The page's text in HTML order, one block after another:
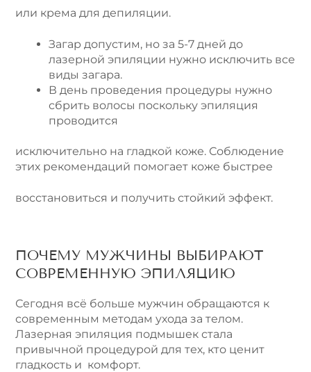
или крема для депиляции.
Загар допустим, но за 5-7 дней до
лазерной эпиляции нужно исключить все
виды загара.
В день проведения процедуры нужно
сбрить волосы поскольку эпиляция
проводится
исключительно на гладкой коже. Соблюдение
этих рекомендаций помогает коже быстрее
восстановиться и получить стойкий эффект.
ПОЧЕМУ МУЖЧИНЫ ВЫБИРАЮТ
СОВРЕМЕННУЮ ЭПИЛЯЦИЮ
Сегодня всё больше мужчин обращаются к
современным методам ухода за телом.
Лазерная эпиляция подмышек стала
привычной процедурой для тех, кто ценит
гладкость и комфорт.